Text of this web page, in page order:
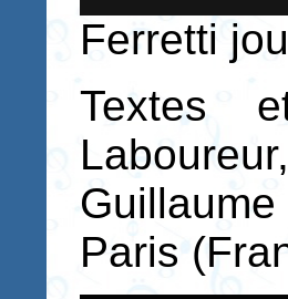
Ferretti
Textes
Paris